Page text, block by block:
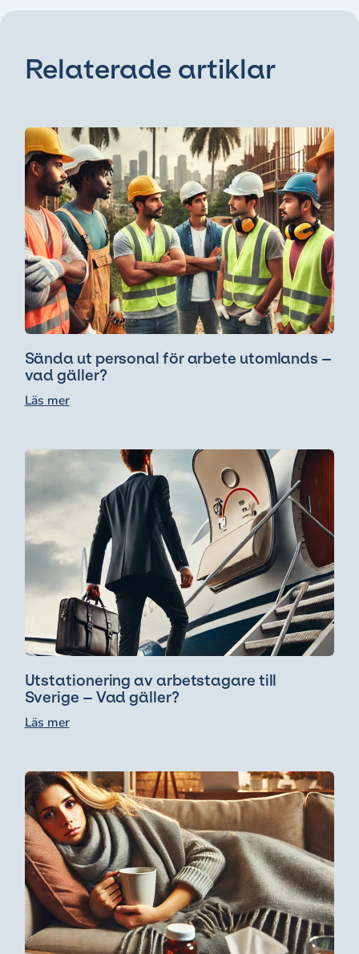
Relaterade artiklar
Sända ut personal för arbete utomlands –
vad gäller?
Läs mer
Utstationering av arbetstagare till
Sverige – Vad gäller?
Läs mer